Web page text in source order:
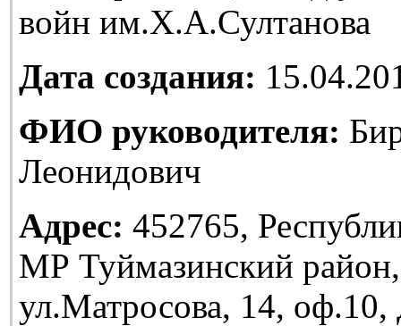
войн им.Х.А.Султанова
Дата создания:
ФИО руководителя:
Леонидович
Адрес: 452765,
МР Туймазинский
ул.Матросова, 14,